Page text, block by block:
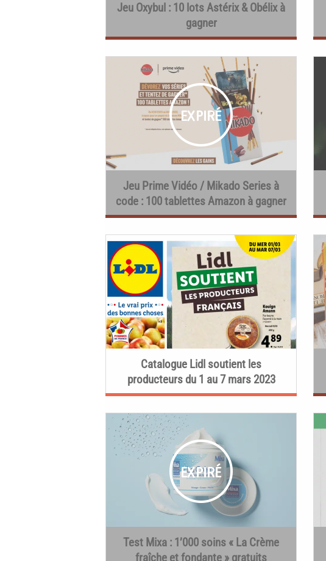
Jeu Oxybul : 10 lots Astérix & Obélix à
gagner
Jeu Prime Vidéo / Mikado Series à
code : 100 tablettes Amazon à gagner
Catalogue Lidl soutient les
producteurs du 1 au 7 mars 2023
Test Mixa : 1’000 soins « La Crème
fraîche et fondante » gratuits